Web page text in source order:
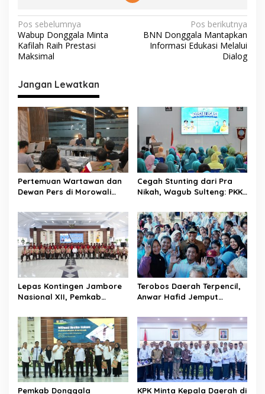
N
a
v
i
g
a
s
i
p
o
s
Pos sebelumnya
Wabup Donggala Minta
Kafilah Raih Prestasi
Maksimal
Pos berikutnya
BNN Donggala Mantapkan
Informasi Edukasi Melalui
Dialog
Jangan Lewatkan
Pertemuan Wartawan dan
Dewan Pers di Morowali
dan Peningkatan
Kompetensi Jurnalis
Cegah Stunting dari Pra
Nikah, Wagub Sulteng: PKK
Selamatkan Generasi Emas
Lepas Kontingen Jambore
Nasional XII, Pemkab
Pramuka Jadi Duta
Karakter dan Kebanggaan
Daerah
Terobos Daerah Terpencil,
Anwar Hafid Jemput
“Tak Boleh Ada Wilayah
yang Tertinggal”
Pemkab Donggala
KPK Minta Kepala Daerah di